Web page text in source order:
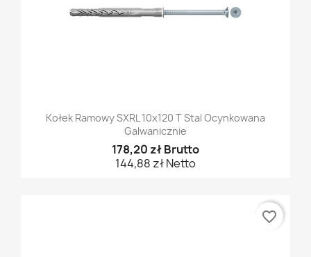
Kołek Ramowy SXRL 10x120 T Stal Ocynkowana
Galwanicznie
178,20 zł Brutto
144,88 zł Netto
favorite_border